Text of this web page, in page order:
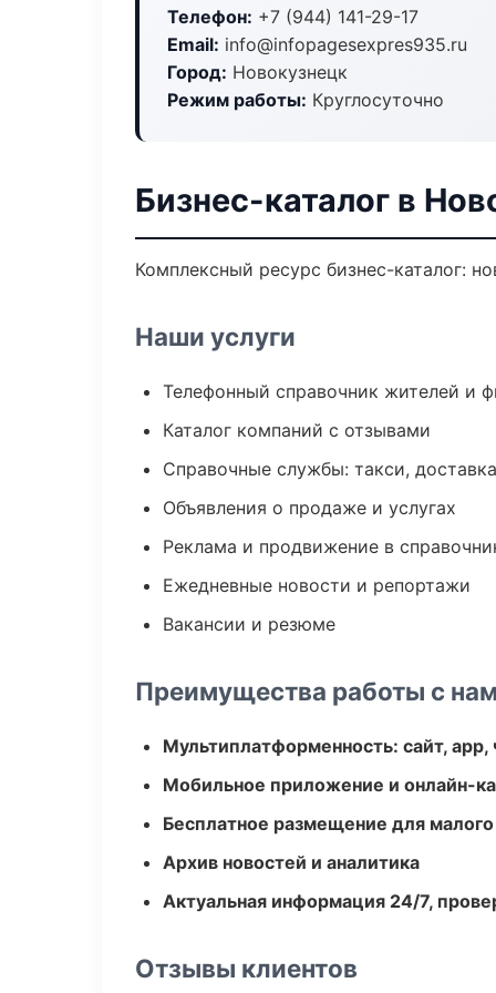
Телефон: +7 (944) 141-29-17
Email: info@infopagesexpres935.ru
Город: Новокузнецк
Режим работы: Круглосуточно
Бизнес-каталог в
Комплексный ресурс бизнес-каталог:
Наши услуги
Телефонный справочник жителей и
Каталог компаний с отзывами
Справочные службы: такси,
Объявления о продаже и услугах
Реклама и продвижение в
Ежедневные новости и репортажи
Вакансии и резюме
Преимущества работы с
Мультиплатформенность: сайт, app,
Мобильное приложение и онлайн-
Бесплатное размещение для малого
Архив новостей и аналитика
Актуальная информация 24/7,
Отзывы клиентов